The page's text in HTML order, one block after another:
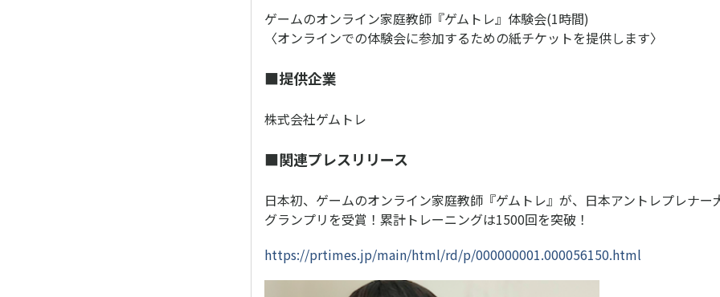
ゲームのオンライン家庭教師『ゲムトレ』体験会(1時間)
〈オンラインでの体験会に参加するための紙チケットを提供します〉
■提供企業
株式会社ゲムトレ
■関連プレスリリース
日本初、ゲームのオンライン家庭教師『ゲムトレ』が、日本アントレプレナー
グランプリを受賞！累計トレーニングは1500回を突破！
https://prtimes.jp/main/html/rd/p/000000001.000056150.html